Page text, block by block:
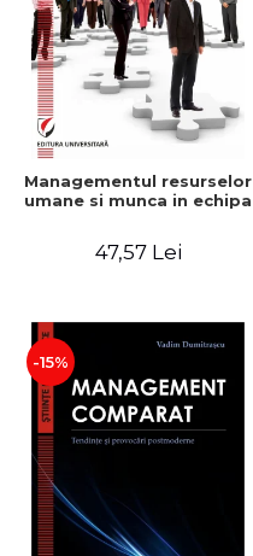
Managementul resurselor
umane si munca in echipa
47,57 Lei
-15%